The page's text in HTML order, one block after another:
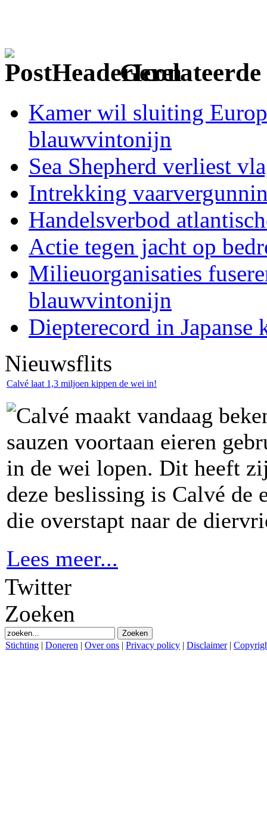
Kamer wil sluiting
blauwvintonijn
Sea Shepherd verliest
Intrekking
Handelsverbod
Actie tegen jacht op
Milieuorganisaties
blauwvintonijn
Diepterecord in Japanse
Nieuwsflits
Calvé laat 1,3 miljoen kippen de wei in!
Calvé maakt vandaag
sauzen voortaan eieren
in de wei lopen. Dit heeft
deze beslissing is Calvé de
die overstapt naar de
Lees meer...
Twitter
Zoeken
Stichting | Doneren | Over ons | Privacy policy | Disclaimer|